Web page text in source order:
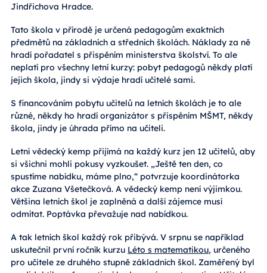
Jindřichova Hradce.
Tato škola v přírodě je určená pedagogům exaktních
předmětů na základních a středních školách. Náklady za ně
hradí pořadatel s přispěním ministerstva školství. To ale
neplatí pro všechny letní kurzy: pobyt pedagogů někdy platí
jejich škola, jindy si výdaje hradí učitelé sami.
S financováním pobytu učitelů na letních školách je to ale
různé, někdy ho hradí organizátor s přispěním MŠMT, někdy
škola, jindy je úhrada přímo na učiteli.
Letní vědecký kemp přijímá na každý kurz jen 12 učitelů, aby
si všichni mohli pokusy vyzkoušet. „Ještě ten den, co
spustíme nabídku, máme plno,“ potvrzuje koordinátorka
akce Zuzana Všetečková. A vědecký kemp není výjimkou.
Většina letních škol je zaplněná a další zájemce musí
odmítat. Poptávka převažuje nad nabídkou.
A tak letních škol každý rok přibývá. V srpnu se například
uskutečnil první ročník kurzu Léto s matematikou, určeného
pro učitele ze druhého stupně základních škol. Zaměřený byl